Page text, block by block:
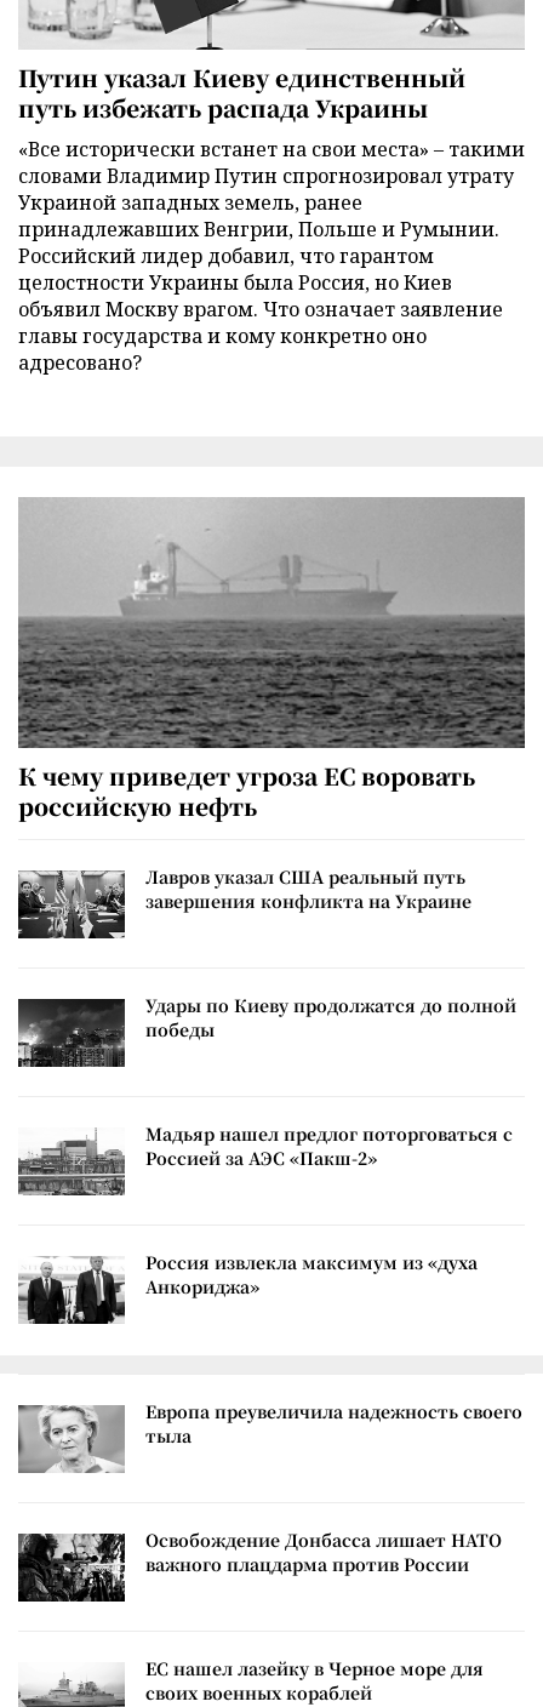
Путин указал Киеву единственный
путь избежать распада Украины
«Все исторически встанет на свои места» – такими
словами Владимир Путин спрогнозировал утрату
Украиной западных земель, ранее
принадлежавших Венгрии, Польше и Румынии.
Российский лидер добавил, что гарантом
целостности Украины была Россия, но Киев
объявил Москву врагом. Что означает заявление
главы государства и кому конкретно оно
адресовано?
К чему приведет угроза ЕС воровать
российскую нефть
Лавров указал США реальный путь
завершения конфликта на Украине
Удары по Киеву продолжатся до полной
победы
Мадьяр нашел предлог поторговаться с
Россией за АЭС «Пакш-2»
Россия извлекла максимум из «духа
Анкориджа»
Европа преувеличила надежность своего
тыла
Освобождение Донбасса лишает НАТО
важного плацдарма против России
ЕС нашел лазейку в Черное море для
своих военных кораблей